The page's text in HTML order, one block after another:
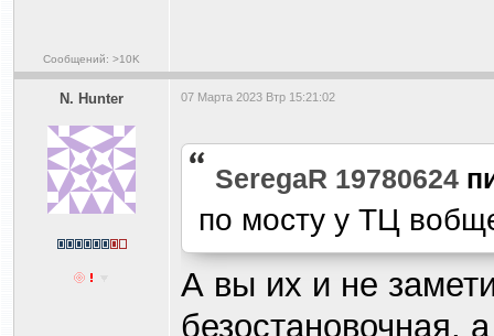
Сообщений: >10K
N. Hunter 07 Марта 2023 Втр 15:21:02
SeregaR 19780624
по мосту у ТЦ
А вы их и не
безостановочная,